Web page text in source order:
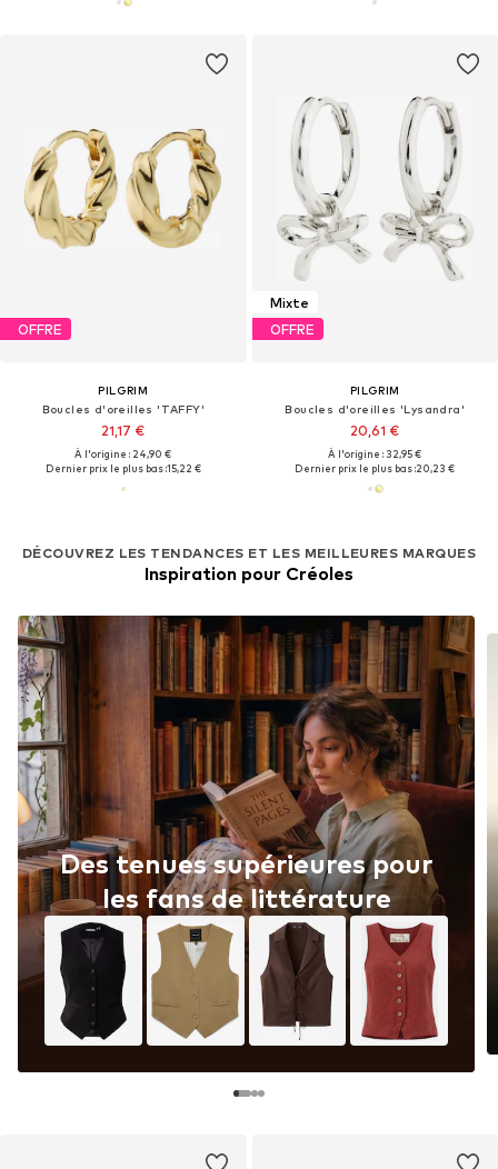
OFFRE
PILGRIM
Boucles d'oreilles 'TAFFY'
21,17 €
À l'origine : 24,90 €
Dernier prix le plus bas :15,22 €
Mixte
OFFRE
PILGRIM
Boucles d'oreilles 'Lysandra'
20,61 €
À l'origine : 32,95 €
Dernier prix le plus bas :20,23 €
DÉCOUVREZ LES TENDANCES ET LES MEILLEURES MARQUES
Inspiration pour Créoles
Des tenues supérieures pour
les fans de littérature